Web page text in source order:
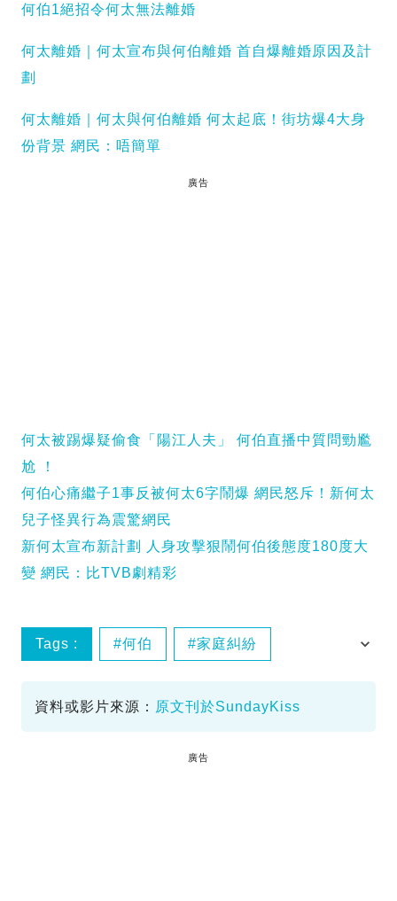
何伯1絕招令何太無法離婚
何太離婚｜何太宣布與何伯離婚 首自爆離婚原因及計
劃
何太離婚｜何太與何伯離婚 何太起底！街坊爆4大身
份背景 網民：唔簡單
廣告
何太被踢爆疑偷食「陽江人夫」 何伯直播中質問勁尷
尬 ！
何伯心痛繼子1事反被何太6字鬧爆 網民怒斥！新何太
兒子怪異行為震驚網民
新何太宣布新計劃 人身攻擊狠鬧何伯後態度180度大
變 網民：比TVB劇精彩
Tags : 何伯 家庭糾紛
資料或影片來源： 原文刊於SundayKiss
廣告